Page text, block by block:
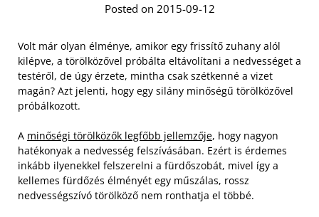
Posted on 2015-09-12
Volt már olyan élménye, amikor egy frissítő zuhany alól
kilépve, a törölközővel próbálta eltávolítani a nedvességet a
testéről, de úgy érzete, mintha csak szétkenné a vizet
magán? Azt jelenti, hogy egy silány minőségű törölközővel
próbálkozott.
A minőségi törölközők legfőbb jellemzője, hogy nagyon
hatékonyak a nedvesség felszívásában. Ezért is érdemes
inkább ilyenekkel felszerelni a fürdőszobát, mivel így a
kellemes fürdőzés élményét egy műszálas, rossz
nedvességszívó törölköző nem ronthatja el többé.